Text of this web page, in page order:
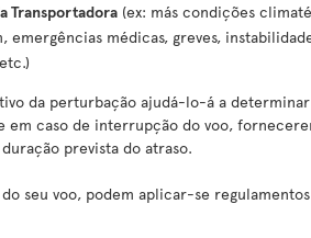
Transportadora (ex: más condições
emergências médicas, greves,
da perturbação ajudá-lo-á a
em caso de interrupção do voo,
prevista do atraso.
seu voo, podem aplicar-se